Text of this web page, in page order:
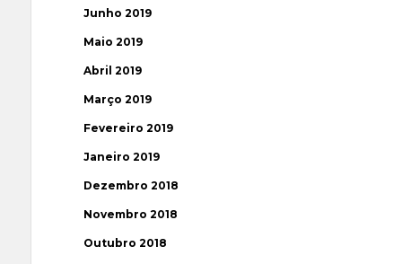
Junho 2019
Maio 2019
Abril 2019
Março 2019
Fevereiro 2019
Janeiro 2019
Dezembro 2018
Novembro 2018
Outubro 2018